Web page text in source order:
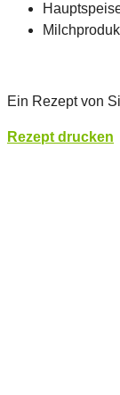
Ein Rezept von
Rezept drucken